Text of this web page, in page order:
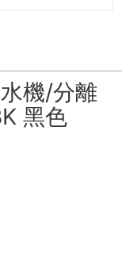
機/分離
黑色